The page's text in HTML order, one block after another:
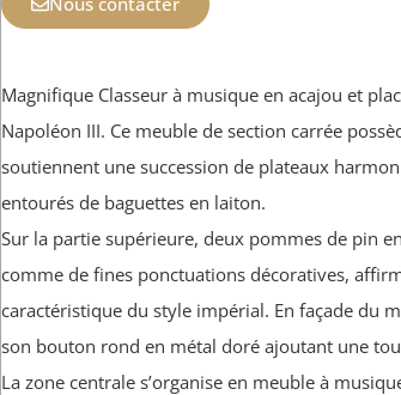
Magnifique Classeur à musique en acajou et
Napoléon III. Ce meuble de section carrée
soutiennent une succession de plateaux
entourés de baguettes en laiton.
Sur la partie supérieure, deux pommes de pin
comme de fines ponctuations décoratives,
caractéristique du style impérial. En façade du
son bouton rond en métal doré ajoutant une
La zone centrale s’organise en meuble à